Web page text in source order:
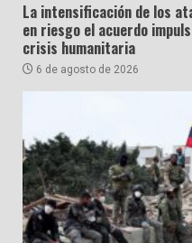
La intensificación de los
en riesgo el acuerdo
crisis humanitaria
6 de agosto de 2026